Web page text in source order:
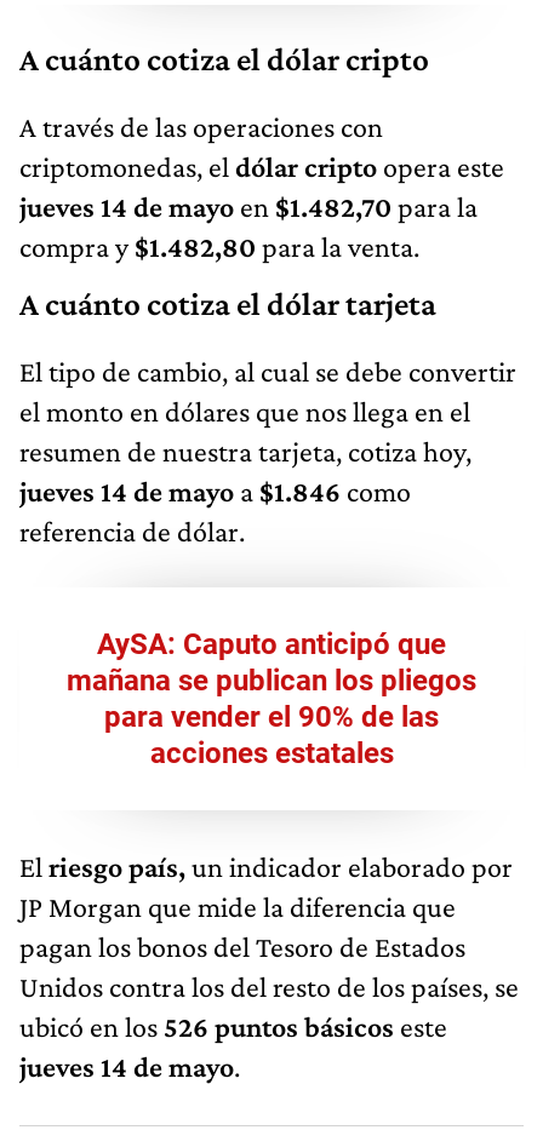
A cuánto cotiza el dólar cripto
A través de las operaciones con
criptomonedas, el dólar cripto opera este
jueves 14 de mayo en $1.482,70 para la
compra y$1.482,80 para la venta.
A cuánto cotiza el dólar tarjeta
El tipo de cambio, al cual se debe convertir
el monto en dólares que nos llega en el
resumen de nuestra tarjeta, cotiza hoy,
jueves 14 de mayo a $1.846 como
referencia de dólar.
AySA: Caputo anticipó que
mañana se publican los pliegos
para vender el 90% de las
acciones estatales
El riesgo país,un indicador elaborado por
JP Morgan que mide la diferencia que
pagan los bonos del Tesoro de Estados
Unidos contra los del resto de los países, se
ubicó en los 526 puntos básicos este
jueves 14 de mayo.